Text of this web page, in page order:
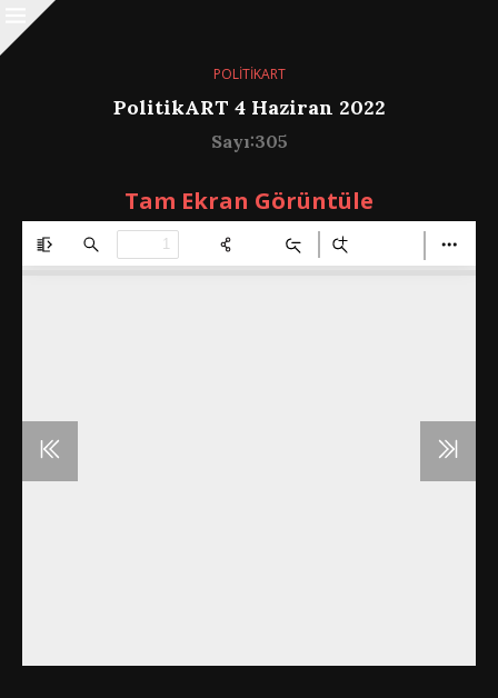
POLİTİKART
PolitikART 4 Haziran 2022
Sayı:305
Tam Ekran Görüntüle